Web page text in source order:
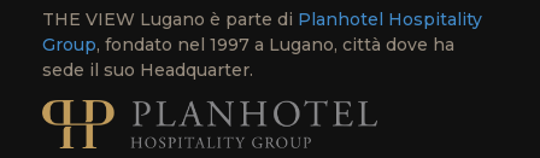
THE VIEW Lugano è parte di Planhotel Hospitality
Group, fondato nel 1997 a Lugano, città dove ha
sede il suo Headquarter.